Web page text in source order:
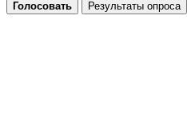
Голосовать Результаты опроса